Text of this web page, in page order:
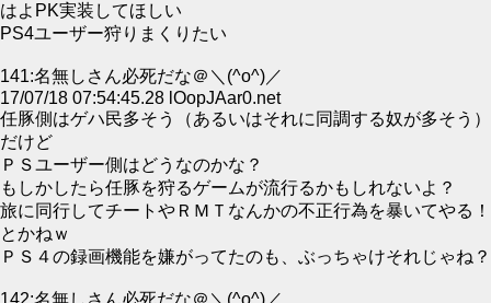
はよPK実装してほしい
PS4ユーザー狩りまくりたい
141:名無しさん必死だな＠＼(^o^)／
17/07/18 07:54:45.28 lOopJAar0.net
任豚側はゲハ民多そう（あるいはそれに同調する奴が多そう）
だけど
ＰＳユーザー側はどうなのかな？
もしかしたら任豚を狩るゲームが流行るかもしれないよ？
旅に同行してチートやＲＭＴなんかの不正行為を暴いてやる！
とかねｗ
ＰＳ４の録画機能を嫌がってたのも、ぶっちゃけそれじゃね？
142:名無しさん必死だな＠＼(^o^)／